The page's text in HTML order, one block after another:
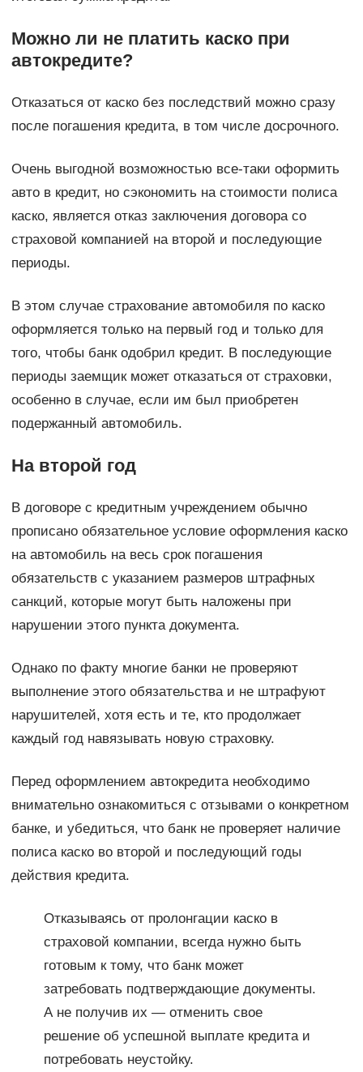
Можно ли не платить каско при
автокредите?
Отказаться от каско без последствий можно сразу
после погашения кредита, в том числе досрочного.
Очень выгодной возможностью все-таки оформить
авто в кредит, но сэкономить на стоимости полиса
каско, является отказ заключения договора со
страховой компанией на второй и последующие
периоды.
В этом случае страхование автомобиля по каско
оформляется только на первый год и только для
того, чтобы банк одобрил кредит. В последующие
периоды заемщик может отказаться от страховки,
особенно в случае, если им был приобретен
подержанный автомобиль.
На второй год
В договоре с кредитным учреждением обычно
прописано обязательное условие оформления каско
на автомобиль на весь срок погашения
обязательств с указанием размеров штрафных
санкций, которые могут быть наложены при
нарушении этого пункта документа.
Однако по факту многие банки не проверяют
выполнение этого обязательства и не штрафуют
нарушителей, хотя есть и те, кто продолжает
каждый год навязывать новую страховку.
Перед оформлением автокредита необходимо
внимательно ознакомиться с отзывами о конкретном
банке, и убедиться, что банк не проверяет наличие
полиса каско во второй и последующий годы
действия кредита.
Отказываясь от пролонгации каско в
страховой компании, всегда нужно быть
готовым к тому, что банк может
затребовать подтверждающие документы.
А не получив их — отменить свое
решение об успешной выплате кредита и
потребовать неустойку.